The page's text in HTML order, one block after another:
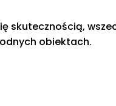
obiektach.